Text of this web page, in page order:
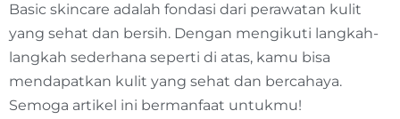
Basic skincare adalah fondasi dari perawatan kulit
yang sehat dan bersih. Dengan mengikuti langkah-
langkah sederhana seperti di atas, kamu bisa
mendapatkan kulit yang sehat dan bercahaya.
Semoga artikel ini bermanfaat untukmu!